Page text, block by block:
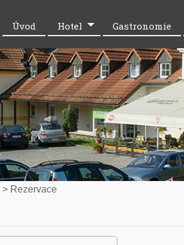
Úvod Hotel Gastronomie
> Rezervace